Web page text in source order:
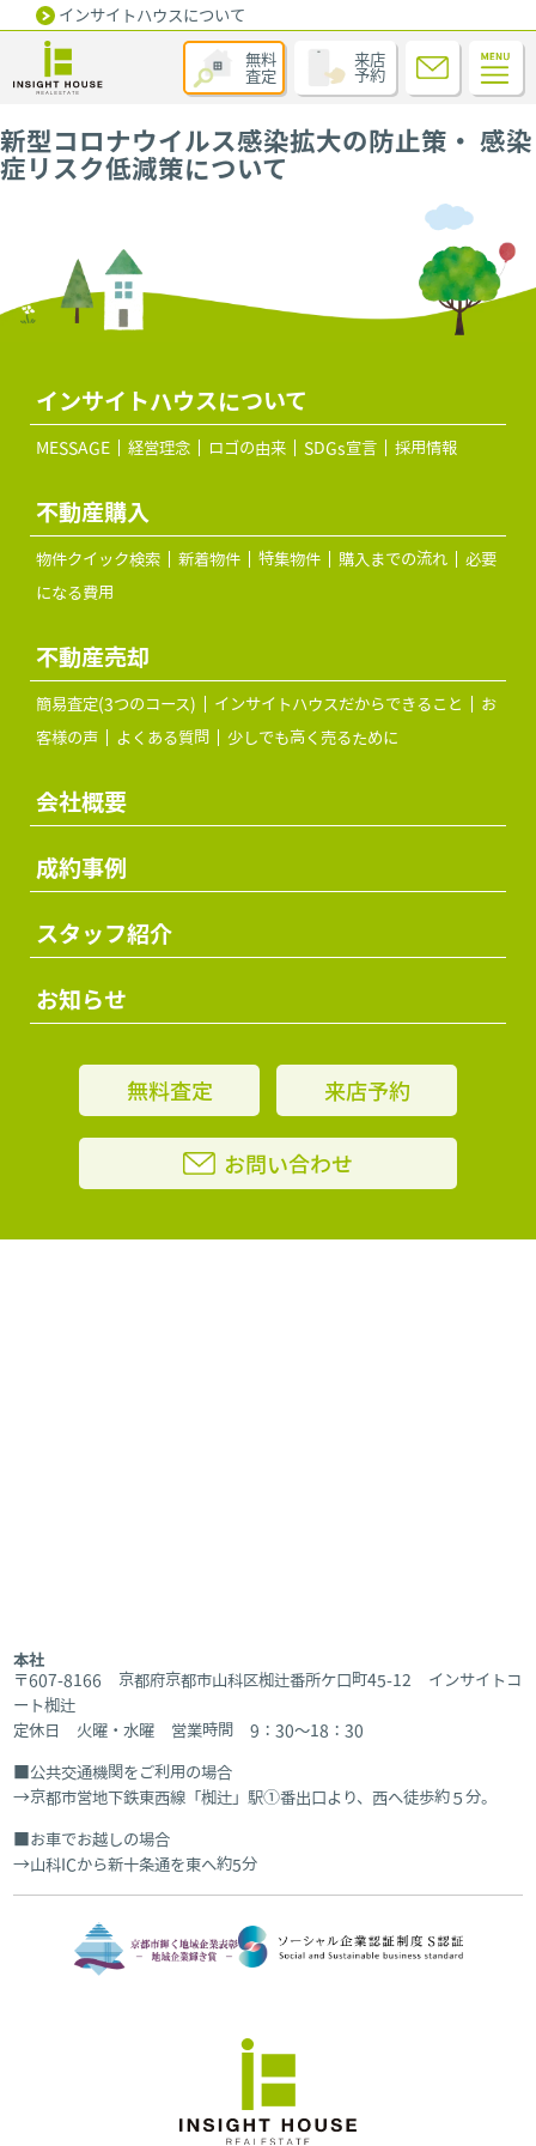
無料
査定
来店
予約
インサイトハウスについて
新型コロナウイルス感染拡大の防止策・ 感染
症リスク低減策について
インサイトハウスについて
MESSAGE 経営理念 ロゴの由来 SDGs宣言 採用情報
不動産購入
物件クイック検索 新着物件 特集物件 購入までの流れ
必要
になる費用
不動産売却
簡易査定(3つのコース) インサイトハウスだからできること
お
客様の声
よくある質問 少しでも高く売るために
会社概要
成約事例
スタッフ紹介
お知らせ
無料査定 来店予約
お問い合わせ
本社
〒607-8166 京都府京都市山科区椥辻番所ケ口町45-12 インサイトコ
ート椥辻
定休日 火曜・水曜 営業時間 9：30～18：30
公共交通機関をご利用の場合
京都市営地下鉄東西線「椥辻」駅①番出口より、西へ徒歩約５分。
お車でお越しの場合
山科ICから新十条通を東へ約5分